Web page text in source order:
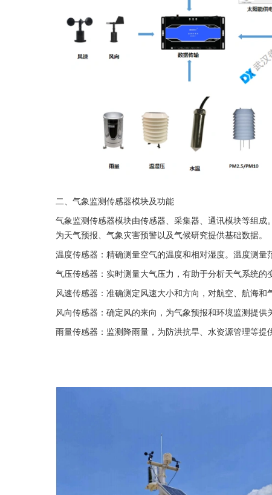
二、气象监测传感器模块及功能
气象监测传感器模块由传感器、采集器、通讯模块等组成
为天气预报、气象灾害预警以及气候研究提供基础数据。
温度传感器：精确测量空气的温度和相对湿度。温度测量
气压传感器：实时测量大气压力，有助于分析天气系统的
风速传感器：准确测定风速大小和方向，对航空、航海和
风向传感器：确定风的来向，为气象预报和环境监测提供
雨量传感器：监测降雨量，为防洪抗旱、水资源管理等提